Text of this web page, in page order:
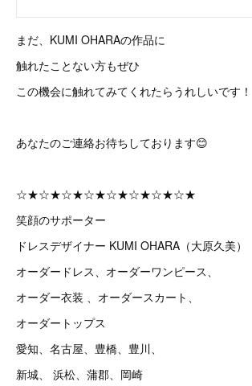
まだ、KUMI OHARAの作品に
触れたことない方もぜひ
この機会に触れてみてくれたらうれしいです！
あなたのご連絡お待ちしております😊
☆★☆★☆★☆★☆★☆★☆★☆★
笑顔のサポーター
ドレスデザイナー KUMI OHARA（大原久美）
オーダードレス、オーダーワンピース、
オーダー衣装 、オーダースカート、
オーダートップス
愛知、名古屋、豊橋、豊川、
新城、 浜松、蒲郡、岡崎